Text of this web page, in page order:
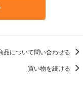
品について問い合わせる
買い物を続ける